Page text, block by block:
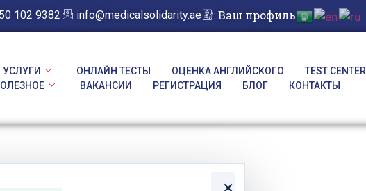
102 9382 info@medicalsolidarity.ae Ваш профиль
УСЛУГИ ОНЛАЙН ТЕСТЫ ОЦЕНКА АНГЛИЙСКОГО
TEST CENTER
ВАКАНСИИ РЕГИСТРАЦИЯ БЛОГ КОНТАКТЫ